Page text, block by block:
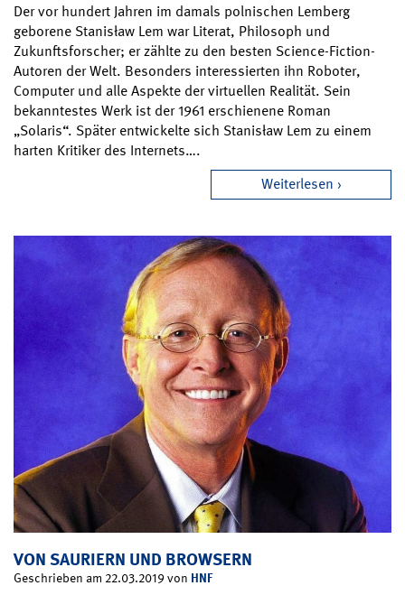
Der vor hundert Jahren im damals polnischen Lemberg
geborene Stanisław Lem war Literat, Philosoph und
Zukunftsforscher; er zählte zu den besten Science-Fiction-
Autoren der Welt. Besonders interessierten ihn Roboter,
Computer und alle Aspekte der virtuellen Realität. Sein
bekanntestes Werk ist der 1961 erschienene Roman
„Solaris“. Später entwickelte sich Stanisław Lem zu einem
harten Kritiker des Internets….
Weiterlesen
VON SAURIERN UND BROWSERN
Geschrieben am 22.03.2019 von HNF